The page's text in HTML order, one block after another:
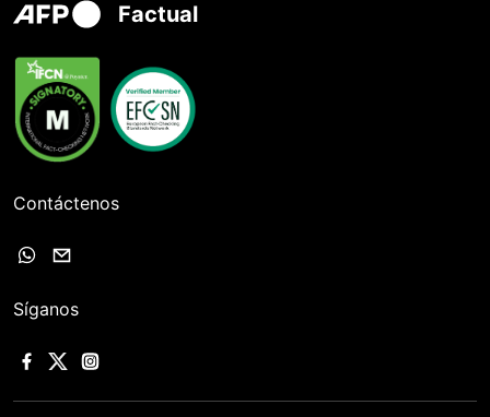
Factual
Contáctenos
Síganos